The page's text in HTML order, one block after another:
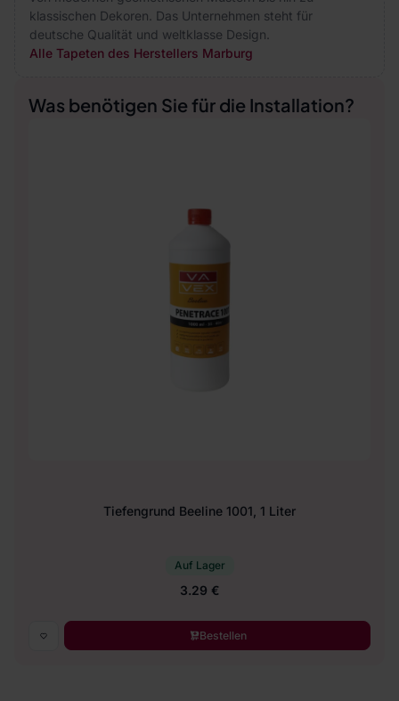
klassischen Dekoren. Das Unternehmen steht für
deutsche Qualität und weltklasse Design.
Alle Tapeten des Herstellers Marburg
Was benötigen Sie für die Installation?
Tiefengrund Beeline 1001, 1 Liter
Auf Lager
3.29 €
Bestellen